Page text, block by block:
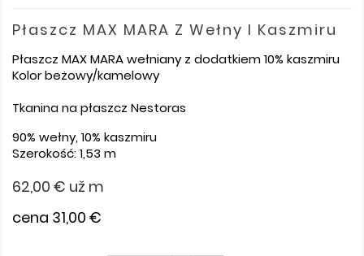
Płaszcz MAX MARA Z Wełny I Kaszmiru
Płaszcz MAX MARA wełniany z dodatkiem 10% kaszmiru
Kolor beżowy/kamelowy
Tkanina na płaszcz Nestoras
90% wełny, 10% kaszmiru
Szerokość: 1,53 m
62,00 € už m
cena 31,00 €